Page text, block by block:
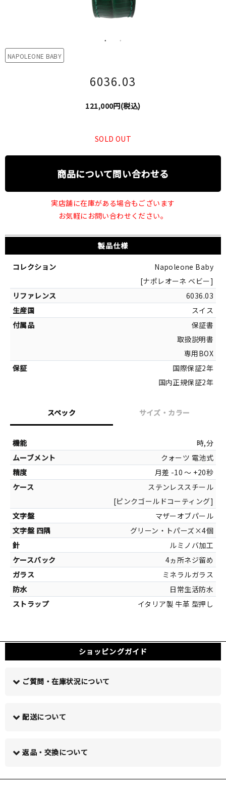
NAPOLEONE BABY
6036.03
121,000円(税込)
SOLD OUT
商品について問い合わせる
実店舗に在庫がある場合もございます
お気軽にお問い合わせください。
製品仕様
Napoleone Baby
[ナポレオーネ ベビー]
6036.03
スイス
保証書
取扱説明書
専用BOX
国際保証2年
国内正規保証2年
スペック
時,分
クォーツ 電池式
月差 -10 ～ +20秒
ステンレススチール
[ピンクゴールドコーティング]
マザーオブパール
グリーン・トパーズ×4個
ルミノバ加工
4ヵ所ネジ留め
ミネラルガラス
日常生活防水
イタリア製 牛革 型押し
サイズ・カラー
カラー
ホワイト[マ
マ
ショッピングガイド
ご質問・在庫状況について
配送について
返品・交換について